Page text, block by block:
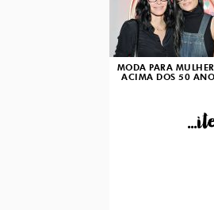
MODA PARA
ACIMA DOS 50